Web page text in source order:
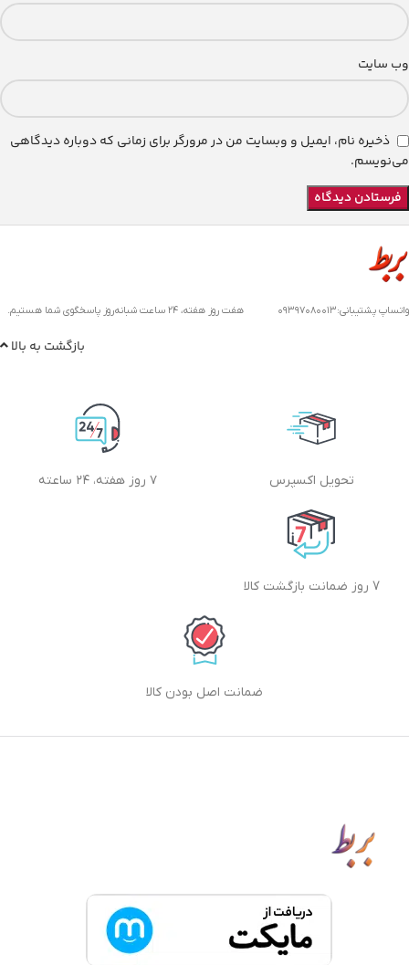
وب‌ سایت
ذخیره نام، ایمیل و وبسایت من در مرورگر برای زمانی که دوباره دیدگاهی
می‌نویسم.
واتساپ پشتیبانی:۰۹۳۹۷۰۸۰۰۱۳ هفت روز هفته، ۲۴ ساعت شبانه‌روز پاسخگوی شما هستیم.
بازگشت به بالا
تحویل اکسپرس ۷ روز هفته، ۲۴ ساعته
7 روز ضمانت بازگشت کالا
ضمانت اصل بودن کالا